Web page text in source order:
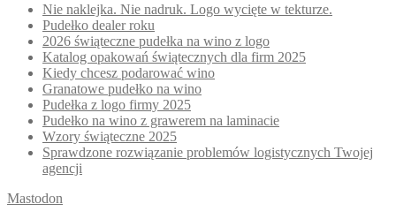
Nie naklejka. Nie nadruk. Logo wycięte w tekturze.
Pudełko dealer roku
2026 świąteczne pudełka na wino z logo
Katalog opakowań świątecznych dla firm 2025
Kiedy chcesz podarować wino
Granatowe pudełko na wino
Pudełka z logo firmy 2025
Pudełko na wino z grawerem na laminacie
Wzory świąteczne 2025
Sprawdzone rozwiązanie problemów logistycznych Twojej
agencji
Mastodon